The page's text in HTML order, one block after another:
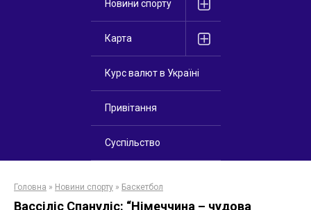
Новини спорту
Карта
Курс валют в Україні
Привітання
Суспільство
Головна » Новини спорту » Баскетбол
Вассіліс Спануліс: “Німеччина – чудова